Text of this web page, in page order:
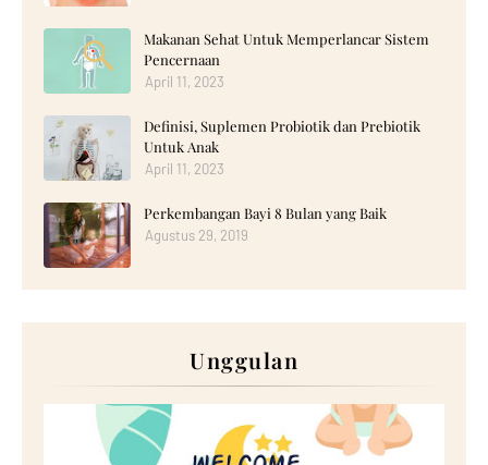
Makanan Sehat Untuk Memperlancar Sistem
Pencernaan
April 11, 2023
Definisi, Suplemen Probiotik dan Prebiotik
Untuk Anak
April 11, 2023
Perkembangan Bayi 8 Bulan yang Baik
Agustus 29, 2019
Unggulan